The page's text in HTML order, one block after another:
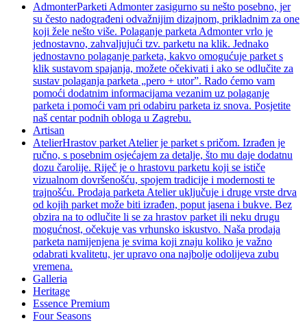
AdmonterParketi Admonter zasigurno su nešto posebno, jer
su često nadograđeni odvažnijim dizajnom, prikladnim za one
koji žele nešto više. Polaganje parketa Admonter vrlo je
jednostavno, zahvaljujući tzv. parketu na klik. Jednako
jednostavno polaganje parketa, kakvo omogućuje parket s
klik sustavom spajanja, možete očekivati i ako se odlučite za
sustav polaganja parketa „pero + utor”. Rado ćemo vam
pomoći dodatnim informacijama vezanim uz polaganje
parketa i pomoći vam pri odabiru parketa iz snova. Posjetite
naš centar podnih obloga u Zagrebu.
Artisan
AtelierHrastov parket Atelier je parket s pričom. Izrađen je
ručno, s posebnim osjećajem za detalje, što mu daje dodatnu
dozu čarolije. Riječ je o hrastovu parketu koji se ističe
vizualnom dovršenošću, spojem tradicije i modernosti te
trajnošću. Prodaja parketa Atelier uključuje i druge vrste drva
od kojih parket može biti izrađen, poput jasena i bukve. Bez
obzira na to odlučite li se za hrastov parket ili neku drugu
mogućnost, očekuje vas vrhunsko iskustvo. Naša prodaja
parketa namijenjena je svima koji znaju koliko je važno
odabrati kvalitetu, jer upravo ona najbolje odolijeva zubu
vremena.
Galleria
Heritage
Essence Premium
Four Seasons